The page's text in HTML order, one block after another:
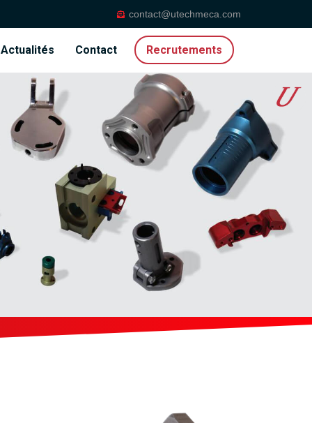
contact@utechmeca.com
Actualités Contact Recrutements